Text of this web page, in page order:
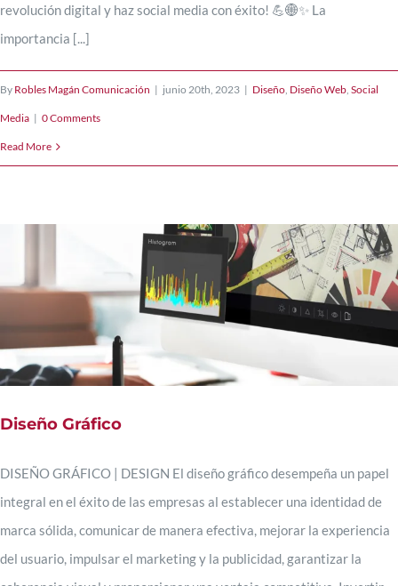
revolución digital y haz social media con éxito! 💪🌐✨ La
importancia [...]
By Robles Magán Comunicación | junio 20th, 2023 | Diseño, Diseño Web, Social
Media | 0 Comments
Read More
Diseño Gráfico
DISEÑO GRÁFICO | DESIGN El diseño gráfico desempeña un papel
integral en el éxito de las empresas al establecer una identidad de
marca sólida, comunicar de manera efectiva, mejorar la experiencia
del usuario, impulsar el marketing y la publicidad, garantizar la